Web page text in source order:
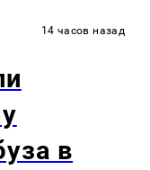
14 часов назад
в